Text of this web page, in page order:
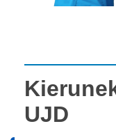
UJD